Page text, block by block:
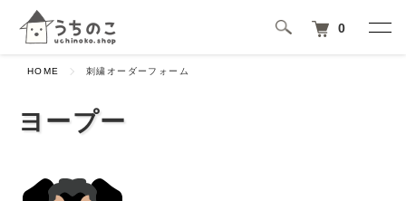
0
HOME 刺繍オーダーフォーム
ヨープー